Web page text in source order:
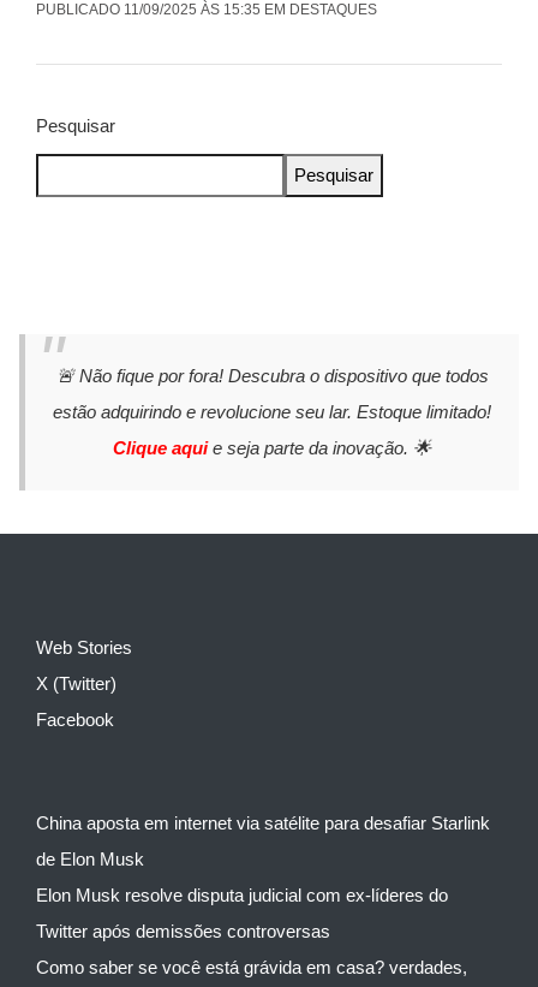
PUBLICADO 11/09/2025 ÀS 15:35 EM DESTAQUES
Pesquisar
Pesquisar
🚨 Não fique por fora! Descubra o dispositivo que todos
estão adquirindo e revolucione seu lar. Estoque limitado!
Clique aquie seja parte da inovação. 🌟
Web Stories
X (Twitter)
Facebook
China aposta em internet via satélite para desafiar Starlink
de Elon Musk
Elon Musk resolve disputa judicial com ex-líderes do
Twitter após demissões controversas
Como saber se você está grávida em casa? verdades,